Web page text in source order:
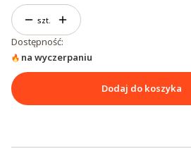
szt.
Dostępność:
na wyczerpaniu
Dodaj do koszyka